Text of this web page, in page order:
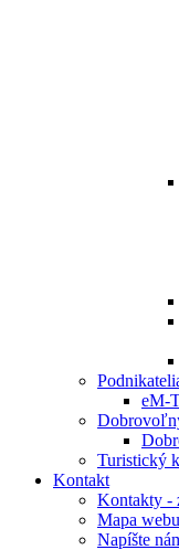
eM-
Turistický
Kontakt
Kontakty -
Mapa webu
Napíšte